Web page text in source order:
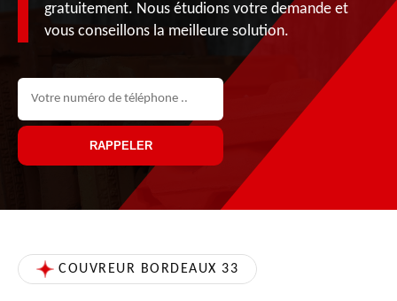
gratuitement. Nous étudions votre demande et
vous conseillons la meilleure solution.
COUVREUR BORDEAUX 33